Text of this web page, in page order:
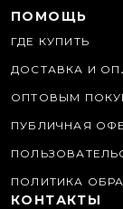
ПОМОЩЬ
ГДЕ КУПИТЬ
ДОСТАВКА И
ОПТОВЫМ
ПУБЛИЧНАЯ
ПОЛИТИКА
КОНТАКТЫ